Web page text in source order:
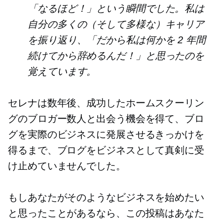
「なるほど！」という瞬間でした。私は
自分の多くの（そして多様な）キャリア
を振り返り、「だから私は何かを 2 年間
続けてから辞めるんだ！」と思ったのを
覚えています。
セレナは数年後、成功したホームスクーリン
グのブロガー数人と出会う機会を得て、ブロ
グを実際のビジネスに発展させるきっかけを
得るまで、ブログをビジネスとして真剣に受
け止めていませんでした。
もしあなたがそのようなビジネスを始めたい
と思ったことがあるなら、この投稿はあなた